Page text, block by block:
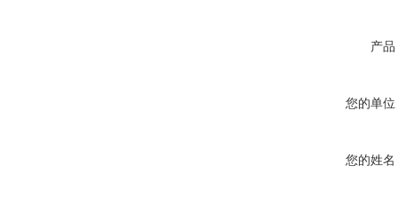
产品
您的单位
您的姓名